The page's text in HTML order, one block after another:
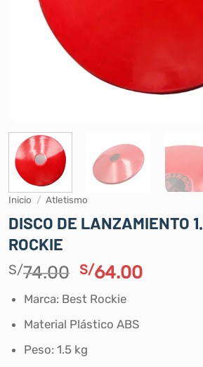
Inicio / Atletismo
DISCO DE LANZAMIENTO
ROCKIE
S/74.00 El
original
era:
S/64.00El
Marca: Best Rockie
Material ‎Plástico ABS
Peso: 1.5 kg